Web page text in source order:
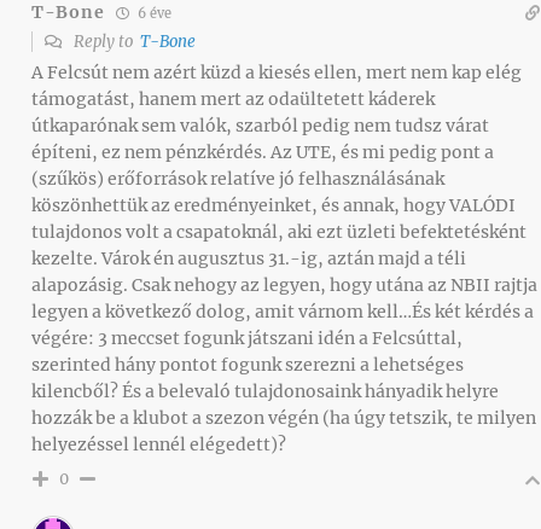
T-Bone 6 éve
Reply to T-Bone
A Felcsút nem azért küzd a kiesés ellen, mert nem kap elég
támogatást, hanem mert az odaültetett káderek
útkaparónak sem valók, szarból pedig nem tudsz várat
építeni, ez nem pénzkérdés. Az UTE, és mi pedig pont a
(szűkös) erőforrások relatíve jó felhasználásának
köszönhettük az eredményeinket, és annak, hogy VALÓDI
tulajdonos volt a csapatoknál, aki ezt üzleti befektetésként
kezelte. Várok én augusztus 31.-ig, aztán majd a téli
alapozásig. Csak nehogy az legyen, hogy utána az NBII rajtja
legyen a következő dolog, amit várnom kell…És két kérdés a
végére: 3 meccset fogunk játszani idén a Felcsúttal,
szerinted hány pontot fogunk szerezni a lehetséges
kilencből? És a belevaló tulajdonosaink hányadik helyre
hozzák be a klubot a szezon végén (ha úgy tetszik, te milyen
helyezéssel lennél elégedett)?
0